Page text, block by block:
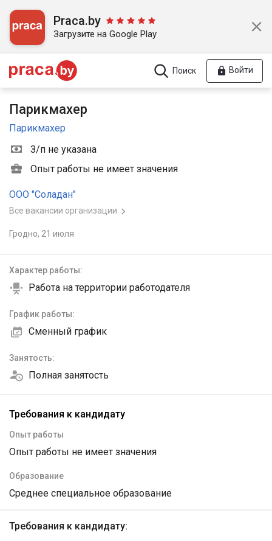
Praca.by
Загрузите на Google Play
Поиск Войти
Парикмахер
Парикмахер
З/п не указана
Опыт работы не имеет значения
ООО "Соладан"
Все вакансии организации
Гродно, 21 июля
Характер работы:
Работа на территории работодателя
График работы:
Сменный график
Занятость:
Полная занятость
Требования к кандидату
Опыт работы
Опыт работы не имеет значения
Образование
Среднее специальное образование
Требования к кандидату: